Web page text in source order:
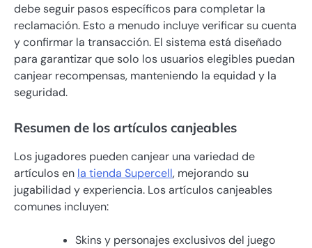
debe seguir pasos específicos para completar la
reclamación. Esto a menudo incluye verificar su cuenta
y confirmar la transacción. El sistema está diseñado
para garantizar que solo los usuarios elegibles puedan
canjear recompensas, manteniendo la equidad y la
seguridad.
Resumen de los artículos canjeables
Los jugadores pueden canjear una variedad de
artículos en la tienda Supercell, mejorando su
jugabilidad y experiencia. Los artículos canjeables
comunes incluyen:
Skins y personajes exclusivos del juego